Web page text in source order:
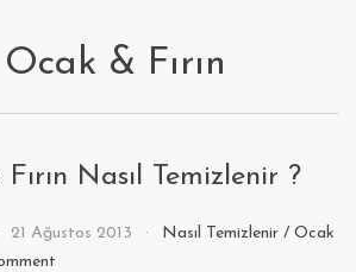
& Fırın
Nasıl Temizlenir ?
21 Ağustos 2013 Nasıl Temizlenir /Ocak
on